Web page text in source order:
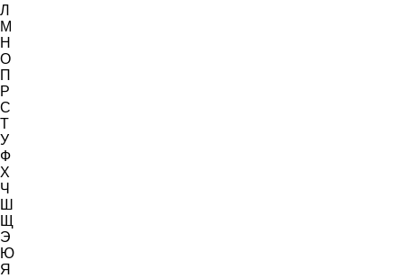
Л
М
Н
О
П
Р
С
Т
У
Ф
Х
Ч
Ш
Щ
Э
Ю
Я